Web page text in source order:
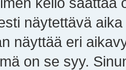
näytettävä
näyttää eri
on se syy.